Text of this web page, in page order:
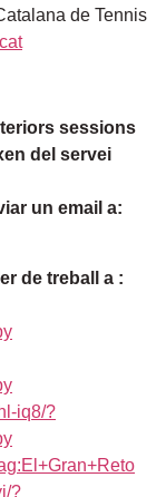
de Tennis
sessions
del servei
un email a:
de treball a :
iq8/?
?